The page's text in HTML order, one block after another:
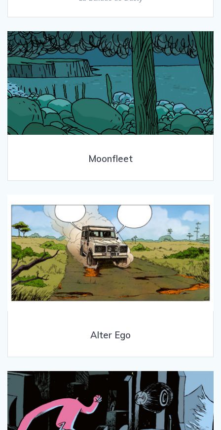
Moonfleet
Alter Ego